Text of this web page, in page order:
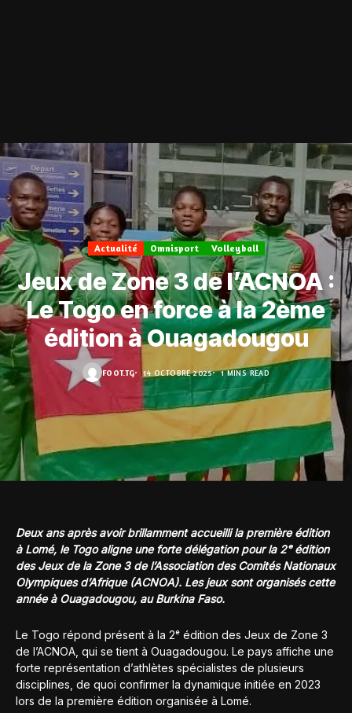
Actualité Omnisport Volleyball
Jeux de Zone 3 de l’ACNOA :
Le Togo en force à la 2ème
édition à Ouagadougou
FOOT.TG 14 OCTOBRE 2025 1 MINS READ
Deux ans après avoir brillamment accueilli la première édition
à Lomé, le Togo aligne une forte délégation pour la 2ᵉ édition
des Jeux de la Zone 3 de l’Association des Comités Nationaux
Olympiques d’Afrique (ACNOA). Les jeux sont organisés cette
année à Ouagadougou, au Burkina Faso.
Le Togo répond présent à la 2ᵉ édition des Jeux de Zone 3
de l’ACNOA, qui se tient à Ouagadougou. Le pays affiche une
forte représentation d’athlètes spécialistes de plusieurs
disciplines, de quoi confirmer la dynamique initiée en 2023
lors de la première édition organisée à Lomé.